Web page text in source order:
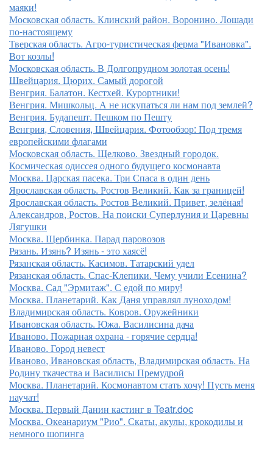
маяки!
Московская область. Клинский район. Воронино. Лошади
по-настоящему
Тверская область. Агро-туристическая ферма "Ивановка".
Вот козлы!
Московская область. В Долгопрудном золотая осень!
Швейцария. Цюрих. Самый дорогой
Венгрия. Балатон. Кестхей. Курортники!
Венгрия. Мишкольц. А не искупаться ли нам под землей?
Венгрия. Будапешт. Пешком по Пешту
Венгрия, Словения, Швейцария. Фотообзор: Под тремя
европейскими флагами
Московская область. Щелково. Звездный городок.
Космическая одиссея одного будущего космонавта
Москва. Царская пасека. Три Спаса в один день
Ярославская область. Ростов Великий. Как за границей!
Ярославская область. Ростов Великий. Привет, зелёная!
Александров, Ростов. На поиски Суперлуния и Царевны
Лягушки
Москва. Щербинка. Парад паровозов
Рязань. Изянь? Изянь - это хаясё!
Рязанская область. Касимов. Татарский удел
Рязанская область. Спас-Клепики. Чему учили Есенина?
Москва. Сад "Эрмитаж". С едой по миру!
Москва. Планетарий. Как Даня управлял луноходом!
Владимирская область. Ковров. Оружейники
Ивановская область. Южа. Василисина дача
Иваново. Пожарная охрана - горячие сердца!
Иваново. Город невест
Иваново, Ивановская область, Владимирская область. На
Родину ткачества и Василисы Премудрой
Москва. Планетарий. Космонавтом стать хочу! Пусть меня
научат!
Москва. Первый Данин кастинг в Teatr.doc
Москва. Океанариум "Рио". Скаты, акулы, крокодилы и
немного шопинга